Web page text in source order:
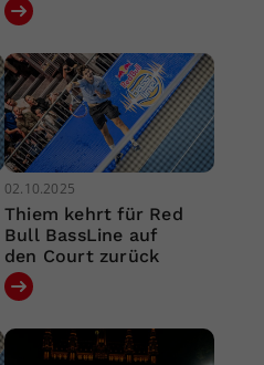
02.10.2025
Thiem kehrt für Red
Bull BassLine auf
den Court zurück